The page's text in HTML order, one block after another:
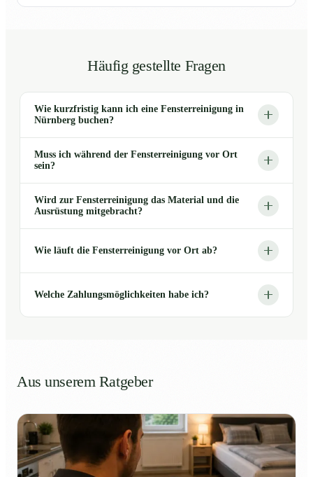
Häufig gestellte Fragen
Wie kurzfristig kann ich eine Fensterreinigung in
Nürnberg buchen?
Muss ich während der Fensterreinigung vor Ort
sein?
Wird zur Fensterreinigung das Material und die
Ausrüstung mitgebracht?
Wie läuft die Fensterreinigung vor Ort ab?
Welche Zahlungsmöglichkeiten habe ich?
Aus unserem Ratgeber